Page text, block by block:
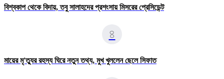
বিশ্বকাপ থেকে বিদায়, তবু সালাহদের প্রশংসায় মিসরের প্রেসিডেন্ট
৪
মায়ের মৃ'ত্যুর রহস্য ঘিরে নতুন তথ্য, মুখ খুললেন ছেলে সিফাত